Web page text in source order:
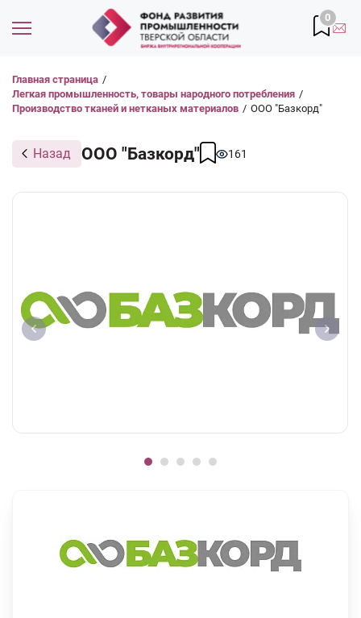
0
Главная страница /
Легкая промышленность, товары народного потребления /
Производство тканей и нетканых материалов / ООО "Базкорд"
Назад 161
ООО "Базкорд"